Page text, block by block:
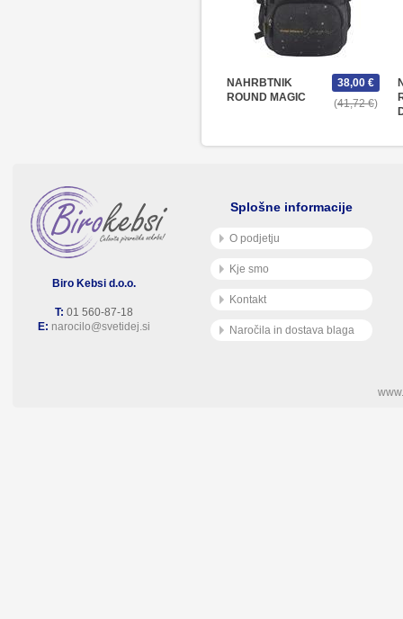
NAHRBTNIK
ROUND MAGIC
41,72 €
38,00 €
Biro Kebsi d.o.o.
T: 01 560-87-18
E: narocilo@svetidej.si
Splošne informacije
O podjetju
Kje smo
Kontakt
Naročila in dostava blaga